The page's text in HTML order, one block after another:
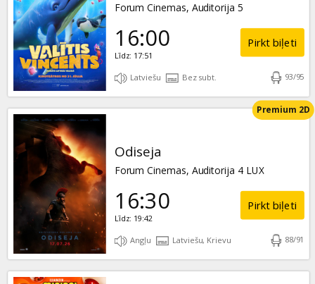
Forum Cinemas, Auditorija 5
16:00
Līdz: 17:51
Pirkt biļeti
Latviešu Bez subt. 93/95
Odiseja
Forum Cinemas, Auditorija 4 LUX
Premium 2D
16:30
Līdz: 19:42
Pirkt biļeti
Angļu Latviešu, Krievu 88/91